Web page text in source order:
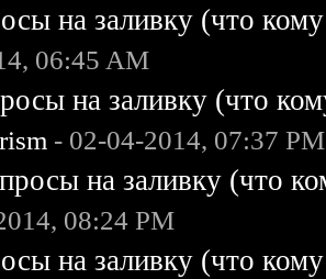
на заливку (что
06:45 AM
на заливку (что
- 02-04-2014, 07:37 PM
на заливку (что
08:24 PM
на заливку (что